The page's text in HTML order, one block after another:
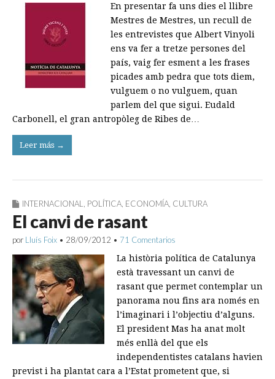
En presentar fa uns dies el llibre
Mestres de Mestres, un recull de
les entrevistes que Albert Vinyoli
ens va fer a tretze persones del
país, vaig fer esment a les frases
picades amb pedra que tots diem,
vulguem o no vulguem, quan
parlem del que sigui. Eudald
Carbonell, el gran antropòleg de Ribes de…
Leer más →
INTERNACIONAL POLÍTICA ECONOMÍA CULTURA
El canvi de rasant
por Lluís Foix • 28/09/2012 • 71 Comentarios
La història política de Catalunya
està travessant un canvi de
rasant que permet contemplar un
panorama nou fins ara només en
l’imaginari i l’objectiu d’alguns.
El president Mas ha anat molt
més enllà del que els
independentistes catalans havien
previst i ha plantat cara a l’Estat prometent que, si